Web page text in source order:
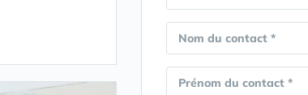
Nom du contact *
Prénom du contact *